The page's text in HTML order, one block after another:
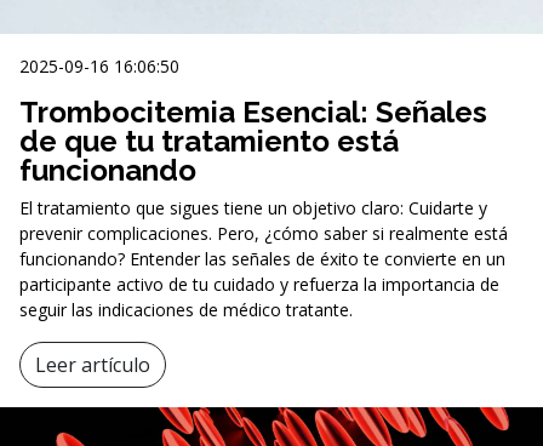
2025-09-16 16:06:50
Trombocitemia Esencial: Señales
de que tu tratamiento está
funcionando
El tratamiento que sigues tiene un objetivo claro: Cuidarte y
prevenir complicaciones. Pero, ¿cómo saber si realmente está
funcionando? Entender las señales de éxito te convierte en un
participante activo de tu cuidado y refuerza la importancia de
seguir las indicaciones de médico tratante.
Leer artículo